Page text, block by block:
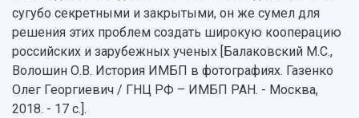
Учебный аэродром
Центр истории авиационных двигателей
Ботанический сад
Умный дом бабочек
Международный межвузовский кампус
Отчеты о проведенных конференциях
сугубо секретными и закрытыми, он же сумел для
решения этих проблем создать широкую кооперацию
российских и зарубежных ученых [Балаковский М.С.,
Волошин О.В. История ИМБП в фотографиях. Газенко
Олег Георгиевич / ГНЦ РФ – ИМБП РАН. - Москва,
2018. - 17 с.].